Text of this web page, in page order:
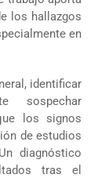
los hallazgos
en
identificar
sospechar
los signos
de estudios
diagnóstico
tras el